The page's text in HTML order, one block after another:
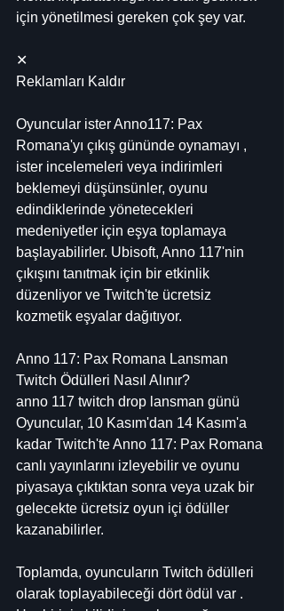
için yönetilmesi gereken çok şey var.
✕
Reklamları Kaldır
Oyuncular ister Anno117: Pax
Romana'yı çıkış gününde oynamayı ,
ister incelemeleri veya indirimleri
beklemeyi düşünsünler, oyunu
edindiklerinde yönetecekleri
medeniyetler için eşya toplamaya
başlayabilirler. Ubisoft, Anno 117'nin
çıkışını tanıtmak için bir etkinlik
düzenliyor ve Twitch'te ücretsiz
kozmetik eşyalar dağıtıyor.
Anno 117: Pax Romana Lansman
Twitch Ödülleri Nasıl Alınır?
anno 117 twitch drop lansman günü
Oyuncular, 10 Kasım'dan 14 Kasım'a
kadar Twitch'te Anno 117: Pax Romana
canlı yayınlarını izleyebilir ve oyunu
piyasaya çıktıktan sonra veya uzak bir
gelecekte ücretsiz oyun içi ödüller
kazanabilirler.
Toplamda, oyuncuların Twitch ödülleri
olarak toplayabileceği dört ödül var .